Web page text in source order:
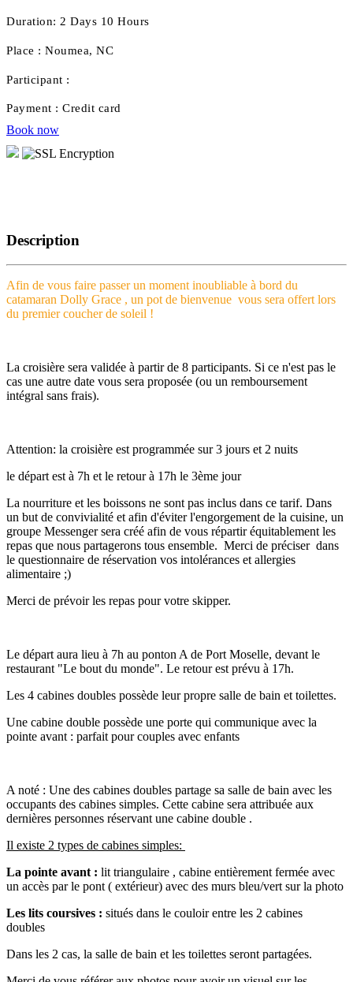
Duration: 2 Days 10 Hours
Place : Noumea, NC
Participant :
Payment : Credit card
Book now
Description
Afin de vous faire passer un moment inoubliable à bord du
catamaran Dolly Grace , un pot de bienvenue vous sera offert lors
du premier coucher de soleil !
La croisière sera validée à partir de 8 participants. Si ce n'est pas le
cas une autre date vous sera proposée (ou un remboursement
intégral sans frais).
Attention: la croisière est programmée sur 3 jours et 2 nuits
le départ est à 7h et le retour à 17h le 3ème jour
La nourriture et les boissons ne sont pas inclus dans ce tarif. Dans
un but de convivialité et afin d'éviter l'engorgement de la cuisine, un
groupe Messenger sera créé afin de vous répartir équitablement les
repas que nous partagerons tous ensemble. Merci de préciser dans
le questionnaire de réservation vos intolérances et allergies
alimentaire ;)
Merci de prévoir les repas pour votre skipper.
Le départ aura lieu à 7h au ponton A de Port Moselle, devant le
restaurant "Le bout du monde". Le retour est prévu à 17h.
Les 4 cabines doubles possède leur propre salle de bain et toilettes.
Une cabine double possède une porte qui communique avec la
pointe avant : parfait pour couples avec enfants
A noté : Une des cabines doubles partage sa salle de bain avec les
occupants des cabines simples. Cette cabine sera attribuée aux
dernières personnes réservant une cabine double .
Il existe 2 types de cabines simples:
La pointe avant : lit triangulaire , cabine entièrement fermée avec
un accès par le pont ( extérieur) avec des murs bleu/vert sur la photo
Les lits coursives : situés dans le couloir entre les 2 cabines
doubles
Dans les 2 cas, la salle de bain et les toilettes seront partagées.